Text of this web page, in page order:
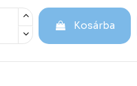
Kosárba